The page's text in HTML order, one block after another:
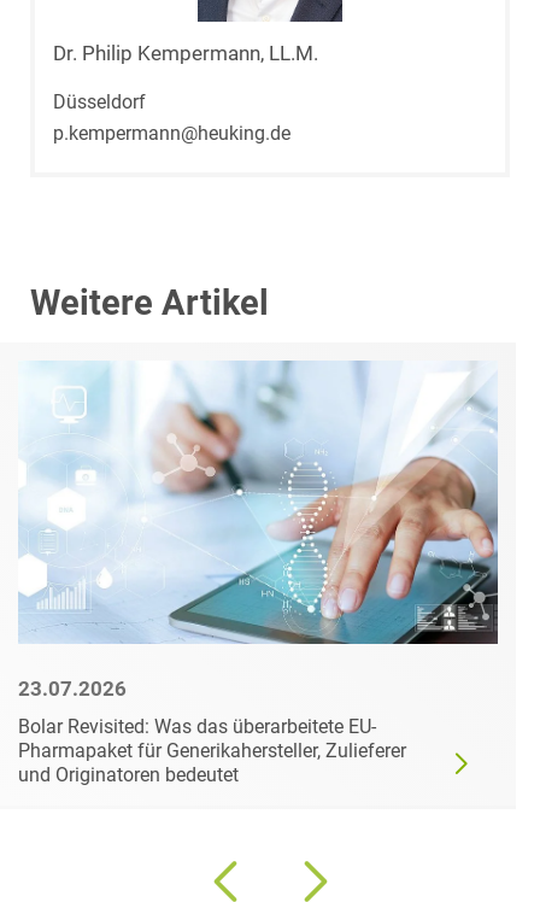
Dr. Philip Kempermann, LL.M.
Düsseldorf
p.kempermann@heuking.de
Weitere Artikel
23.07.2026
Bolar Revisited: Was das überarbeitete EU-
Pharmapaket für Generikahersteller, Zulieferer
und Originatoren bedeutet